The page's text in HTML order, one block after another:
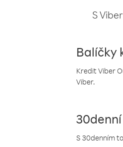
S
Balíčky
Kredit Viber
Viber.
S 30denním